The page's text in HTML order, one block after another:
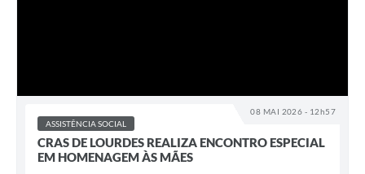
Ouvidoria Municipal 08 MAI 2026 - 12h57
ASSISTÊNCIA SOCIAL
CRAS DE LOURDES REALIZA ENCONTRO ESPECIAL
EM HOMENAGEM ÀS MÃES